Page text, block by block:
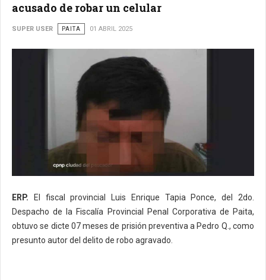
acusado de robar un celular
SUPER USER PAITA 01 ABRIL 2025
ERP. El fiscal provincial Luis Enrique Tapia Ponce, del 2do.
Despacho de la Fiscalía Provincial Penal Corporativa de Paita,
obtuvo se dicte 07 meses de prisión preventiva a Pedro Q., como
presunto autor del delito de robo agravado.